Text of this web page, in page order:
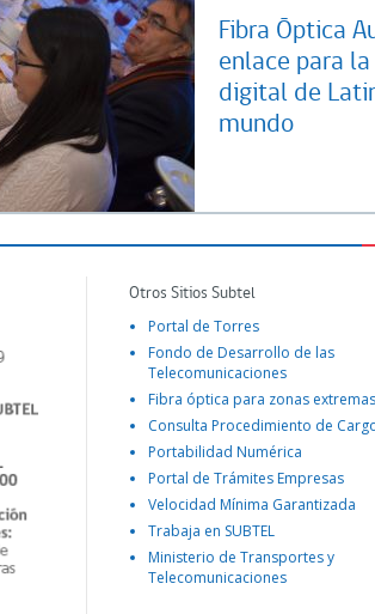
Fibra Óptica
enlace para
digital de
mundo
Otros Sitios Subtel
Portal de Torres
Fondo de Desarrollo de las
Telecomunicaciones
Fibra óptica para zonas extremas
Consulta Procedimiento de
Portabilidad Numérica
Portal de Trámites Empresas
Velocidad Mínima Garantizada
Trabaja en SUBTEL
Ministerio de Transportes y
Telecomunicaciones